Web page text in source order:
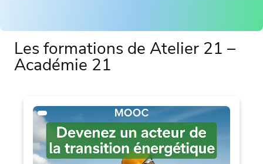
Les formations de Atelier 21 –
Académie 21